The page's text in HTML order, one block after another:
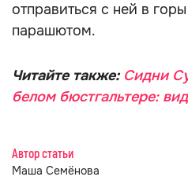
отправиться с ней в
парашютом.
Читайте также: Сидни
белом бюстгальтере:
Автор статьи
Маша Семёнова